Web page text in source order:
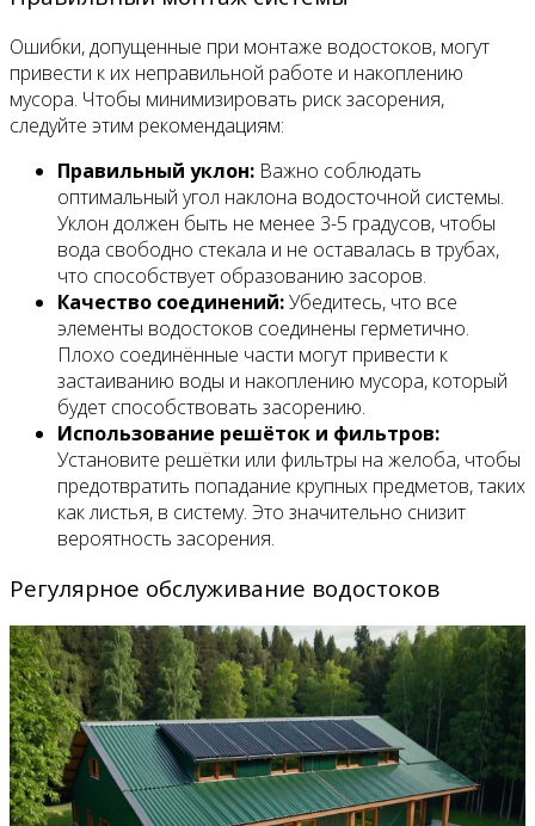
Ошибки, допущенные при монтаже водостоков, могут
привести к их неправильной работе и накоплению
мусора. Чтобы минимизировать риск засорения,
следуйте этим рекомендациям:
Правильный уклон: Важно соблюдать
оптимальный угол наклона водосточной системы.
Уклон должен быть не менее 3-5 градусов, чтобы
вода свободно стекала и не оставалась в трубах,
что способствует образованию засоров.
Качество соединений:Убедитесь, что все
элементы водостоков соединены герметично.
Плохо соединённые части могут привести к
застаиванию воды и накоплению мусора, который
будет способствовать засорению.
Использование решёток и фильтров:
Установите решётки или фильтры на желоба, чтобы
предотвратить попадание крупных предметов, таких
как листья, в систему. Это значительно снизит
вероятность засорения.
Регулярное обслуживание водостоков